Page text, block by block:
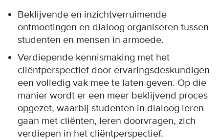
Beklijvende en inzichtverruimende
ontmoetingen en dialoog organiseren tussen
studenten en mensen in armoede.
Verdiepende kennismaking met het
cliëntperspectief door ervaringsdeskundigen
een volledig vak mee te laten geven. Op die
manier wordt er een meer beklijvend proces
opgezet, waarbij studenten in dialoog leren
gaan met cliënten, leren doorvragen, zich
verdiepen in het cliëntperspectief.